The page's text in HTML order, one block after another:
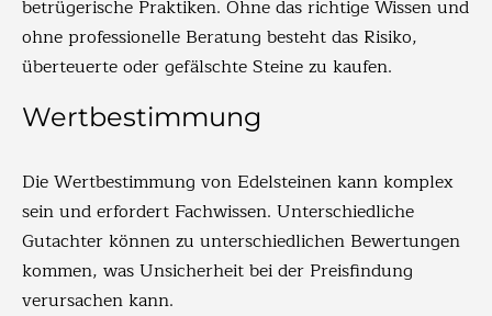
betrügerische Praktiken. Ohne das richtige Wissen und
ohne professionelle Beratung besteht das Risiko,
überteuerte oder gefälschte Steine zu kaufen.
Wertbestimmung
Die Wertbestimmung von Edelsteinen kann komplex
sein und erfordert Fachwissen. Unterschiedliche
Gutachter können zu unterschiedlichen Bewertungen
kommen, was Unsicherheit bei der Preisfindung
verursachen kann.